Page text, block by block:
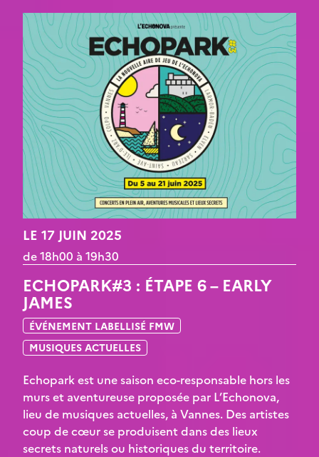
LE 17 JUIN 2025
de 18h00 à 19h30
ECHOPARK#3 : ÉTAPE 6 – EARLY
JAMES
ÉVÉNEMENT LABELLISÉ FMW
MUSIQUES ACTUELLES
Echopark est une saison eco-responsable hors les
murs et aventureuse proposée par L’Echonova,
lieu de musiques actuelles, à Vannes. Des artistes
coup de cœur se produisent dans des lieux
secrets naturels ou historiques du territoire.